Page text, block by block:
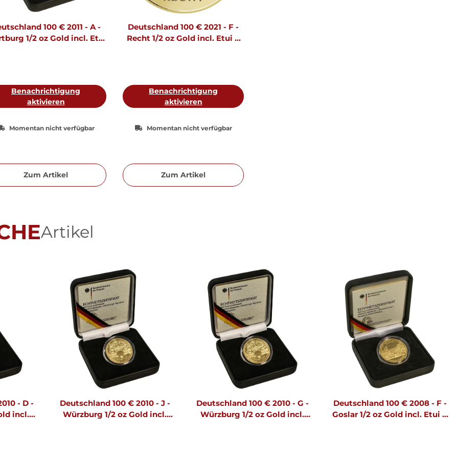
100 € 2011 - A -
1/2 oz Gold incl. Etui
Benachrichtigung
aktivieren
Momentan nicht verfügbar
Zum Artikel
Deutschland 100 € 2021 - F -
Recht 1/2 oz Gold incl. Etui &
Benachrichtigung
aktivieren
Momentan nicht verfügbar
Zum Artikel
Artikel
- D -
incl.
Deutschland 100 € 2010 - J -
Würzburg 1/2 oz Gold incl.
Deutschland 100 € 2010 - G -
Würzburg 1/2 oz Gold incl.
Deutschland 100 € 2008 - F -
Goslar 1/2 oz Gold incl. Etui &